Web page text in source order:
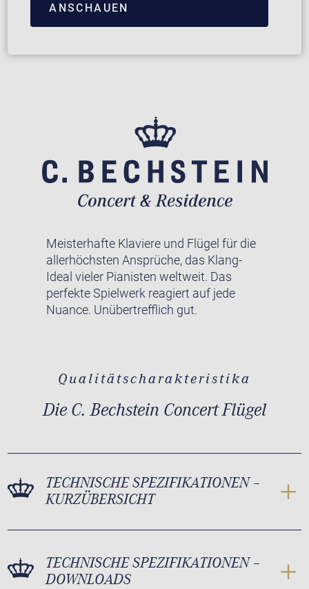
ANSCHAUEN
Meisterhafte Klaviere und Flügel für die
allerhöchsten Ansprüche, das Klang-
Ideal vieler Pianisten weltweit. Das
perfekte Spielwerk reagiert auf jede
Nuance. Unübertrefflich gut.
Qualitätscharakteristika
Die C. Bechstein Concert Flügel
TECHNISCHE SPEZIFIKATIONEN –
KURZÜBERSICHT
TECHNISCHE SPEZIFIKATIONEN –
DOWNLOADS